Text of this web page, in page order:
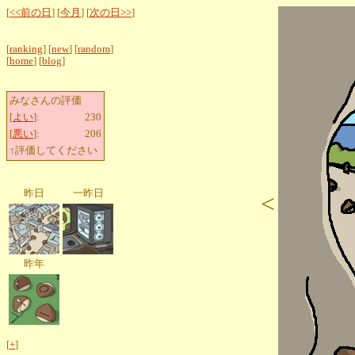
[<<前の日 ] [今月 ] [次の日>>]
[ranking] [new] [random]
[home] [blog]
みなさんの評価
[よい]:
230
[悪い]:
206
↑評価してください
昨日 一昨日
昨年
[+]
<